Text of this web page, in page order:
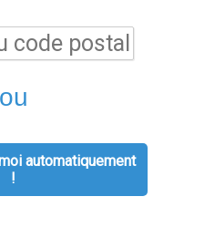
ou
automatiquement
!